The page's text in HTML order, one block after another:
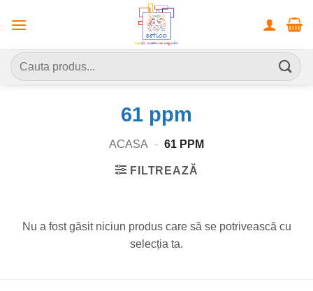
Caută
după:
61 ppm
ACASA - 61 PPM
FILTREAZĂ
Nu a fost găsit niciun produs care să se potrivească cu
selecția ta.